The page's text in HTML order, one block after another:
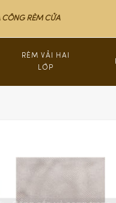
CÔNG RÈM CỬA
RÈM VẢI HAI
LỚP